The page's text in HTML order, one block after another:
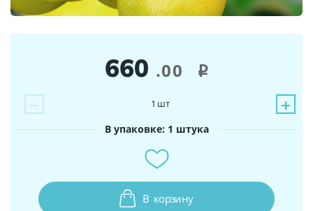
660 .00 i
− +
1 шт
В упаковке: 1 штука
В корзину